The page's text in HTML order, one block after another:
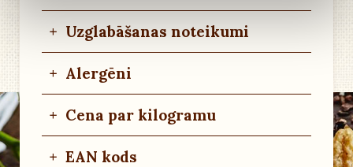
+ Uzglabāšanas noteikumi
+ Alergēni
+ Cena par kilogramu
+ EAN kods